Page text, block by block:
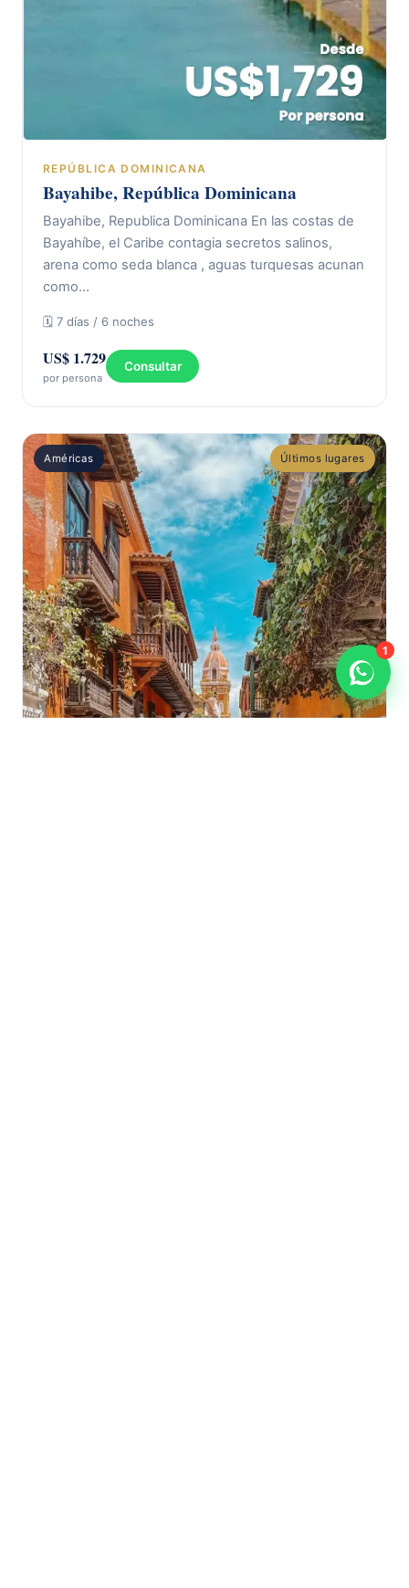
REPÚBLICA DOMINICANA
Bayahibe, República Dominicana
Bayahibe, Republica Dominicana En las costas de
Bayahíbe, el Caribe contagia secretos salinos,
arena como seda blanca , aguas turquesas acunan
como…
🗓 7 días / 6 noches
US$ 1.729
por persona
Consultar
Américas Últimos lugares
1